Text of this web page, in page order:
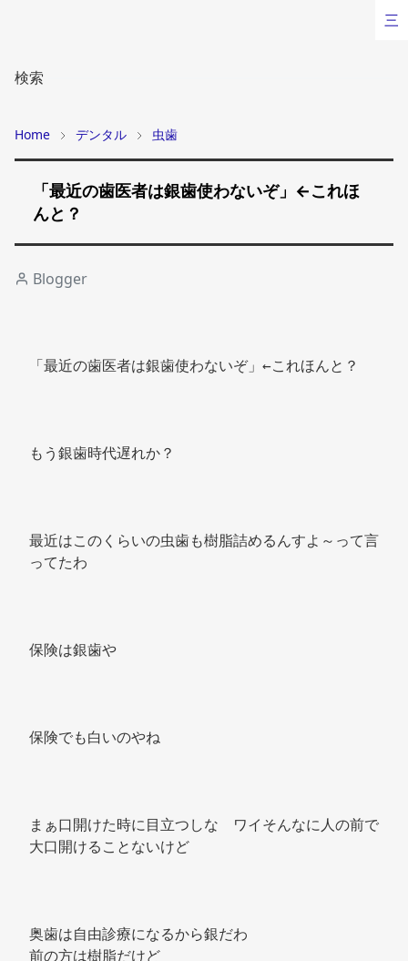
検索
Home デンタル 虫歯
「最近の歯医者は銀歯使わないぞ」←これほ
んと？
Blogger
「最近の歯医者は銀歯使わないぞ」←これほんと？
もう銀歯時代遅れか？
最近はこのくらいの虫歯も樹脂詰めるんすよ～って言
ってたわ
保険は銀歯や
保険でも白いのやね
まぁ口開けた時に目立つしな　ワイそんなに人の前で
大口開けることないけど
奥歯は自由診療になるから銀だわ
前の方は樹脂だけど
三